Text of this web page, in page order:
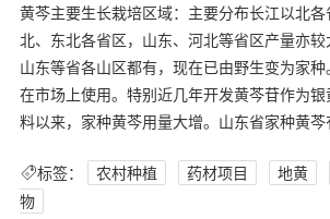
黄芩主要生长栽培区域：主要分布长江以北
北、东北各省区，山东、河北等省区产量亦较
山东等省各山区都有，现在已由野生变为家
在市场上使用。特别近几年开发黄芩苷作为
料以来，家种黄芩用量大增。山东省家种黄芩
标签： 农村种植 药材项目 地黄
物